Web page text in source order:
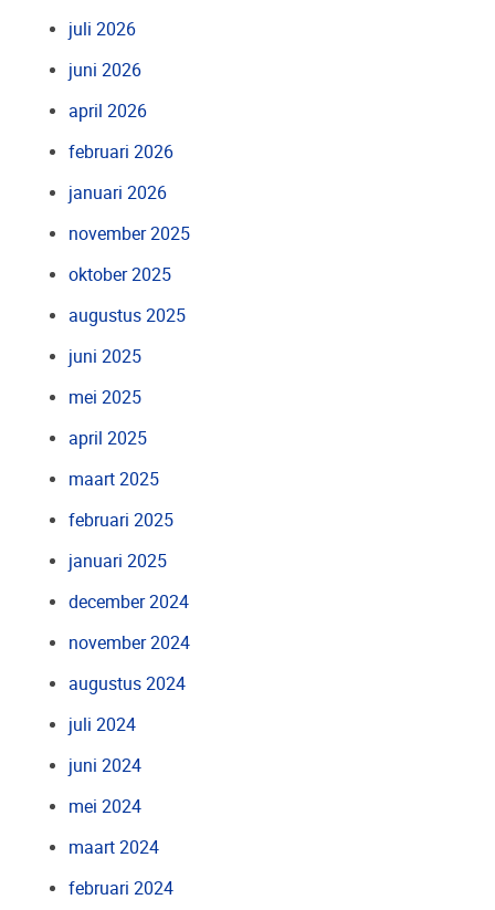
juli 2026
juni 2026
april 2026
februari 2026
januari 2026
november 2025
oktober 2025
augustus 2025
juni 2025
mei 2025
april 2025
maart 2025
februari 2025
januari 2025
december 2024
november 2024
augustus 2024
juli 2024
juni 2024
mei 2024
maart 2024
februari 2024